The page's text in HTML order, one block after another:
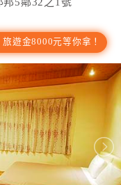
遊金8000元等你拿！